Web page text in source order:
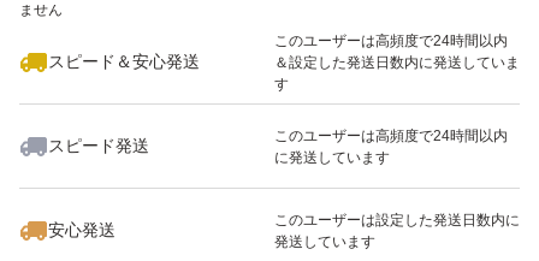
ません
スピード＆安心発送
このユーザーは高頻度で24時間以内
＆設定した発送日数内に発送していま
す
スピード発送
このユーザーは高頻度で24時間以内
に発送しています
安心発送
このユーザーは設定した発送日数内に
発送しています
いいね！
2,280